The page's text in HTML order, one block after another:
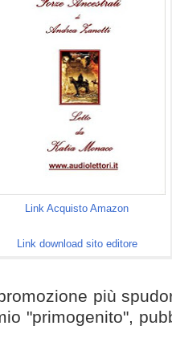
Link Acquisto Amazon
Link download sito editore
più
"primogenito",